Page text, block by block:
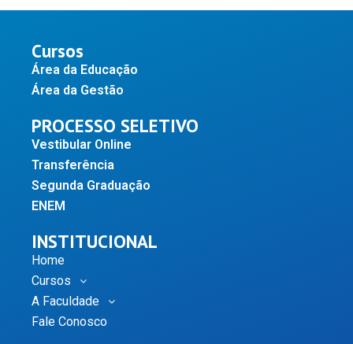
Cursos
Área da Educação
Área da Gestão
PROCESSO SELETIVO
Vestibular Online
Transferência
Segunda Graduação
ENEM
INSTITUCIONAL
Home
Cursos
A Faculdade
Fale Conosco